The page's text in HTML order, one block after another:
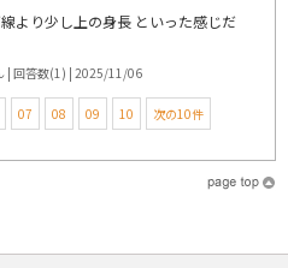
より少し上の身長 といった感じだ
| 回答数(1) | 2025/11/06
07 08 09 10 次の10件